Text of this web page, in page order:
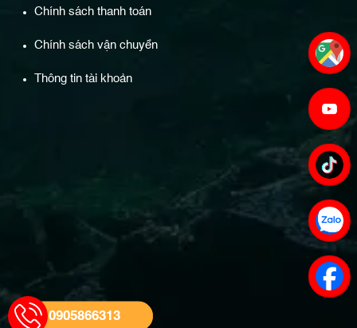
Chính sách thanh toán
Chính sách vận chuyển
Thông tin tài khoản
0905866313